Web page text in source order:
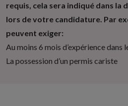
requis, cela sera indiqué dans la
lors de votre candidature. Par
peuvent exiger:
Au moins 6 mois d’expérience dans
La possession d’un permis cariste